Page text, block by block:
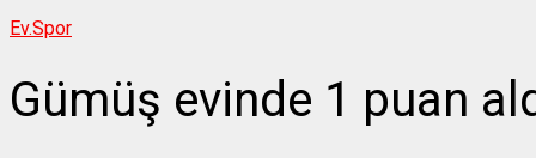
Ev.Spor
Gümüş evinde 1 puan